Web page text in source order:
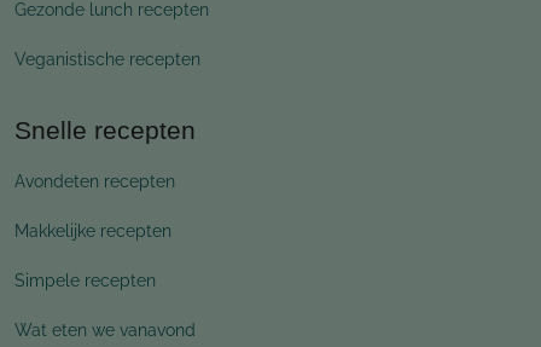
Gezonde lunch recepten
Veganistische recepten
Snelle recepten
Avondeten recepten
Makkelijke recepten
Simpele recepten
Wat eten we vanavond